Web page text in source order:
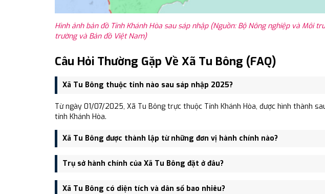
Hình ảnh bản đồ Tỉnh Khánh Hòa sau sáp nhập (Nguồn: Bộ Nông nghiệp và Môi
trường và Bản đồ Việt Nam)
Câu Hỏi Thường Gặp Về Xã Tu Bông (FAQ)
Xã Tu Bông thuộc tỉnh nào sau sáp nhập 2025?
Từ ngày 01/07/2025, Xã Tu Bông trực thuộc Tỉnh Khánh Hòa, được hình thành
tỉnh Khánh Hòa.
Xã Tu Bông được thành lập từ những đơn vị hành chính nào?
Xã Tu Bông được thành lập trên cơ sở sáp nhập Xã Vạn Khánh, Xã Vạn Long, Xã
Trụ sở hành chính của Xã Tu Bông đặt ở đâu?
Trụ sở hành chính mới của Xã Tu Bông đặt tại UBND xã Vạn Long - trung tâm
Xã Tu Bông có diện tích và dân số bao nhiêu?